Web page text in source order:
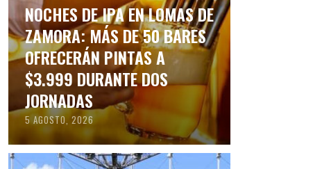
NOCHES DE IPA EN LOMAS DE
ZAMORA: MÁS DE 50 BARES
OFRECERÁN PINTAS A
$3.999 DURANTE DOS
JORNADAS
5 AGOSTO, 2026